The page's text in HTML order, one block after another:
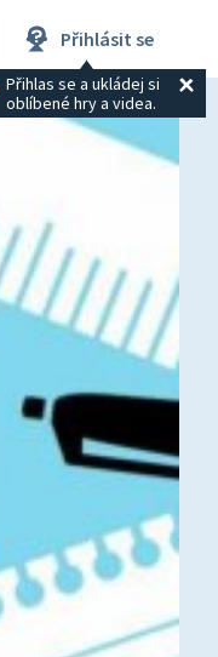
Přihlásit se
Přihlas se a ukládej si
oblíbené hry a videa.